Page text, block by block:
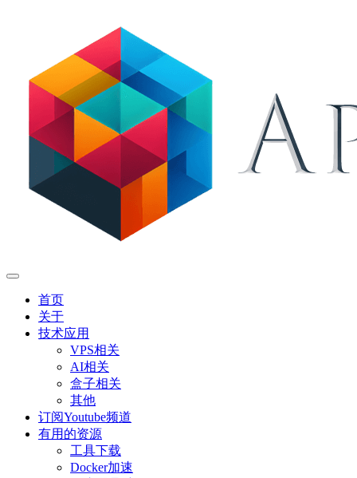
首页
关于
技术应用
VPS相关
AI相关
盒子相关
其他
订阅Youtube频道
有用的资源
工具下载
Docker加速